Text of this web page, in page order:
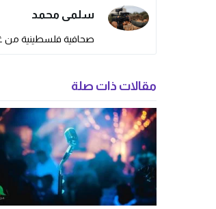
سلمى محمد
صحافية فلسطينية من
مقالات ذات صلة